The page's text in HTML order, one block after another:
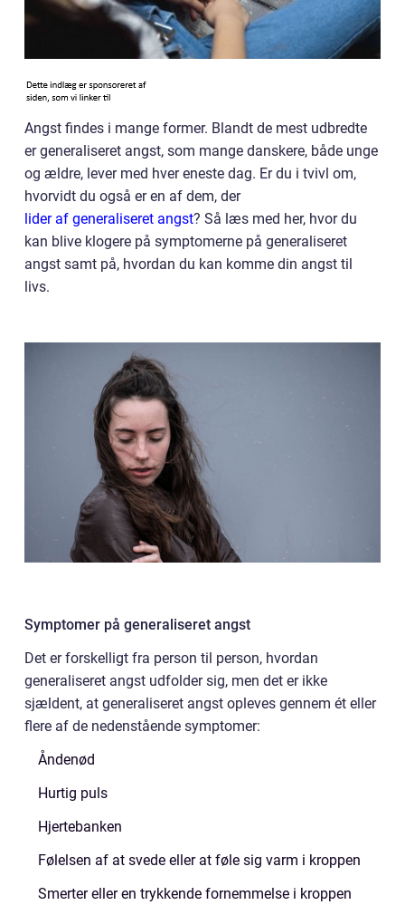
Angst findes i mange former. Blandt de mest udbredte
er generaliseret angst, som mange danskere, både unge
og ældre, lever med hver eneste dag. Er du i tvivl om,
hvorvidt du også er en af dem, der
lider af generaliseret angst? Så læs med her, hvor du
kan blive klogere på symptomerne på generaliseret
angst samt på, hvordan du kan komme din angst til
livs.
Symptomer på generaliseret angst
Det er forskelligt fra person til person, hvordan
generaliseret angst udfolder sig, men det er ikke
sjældent, at generaliseret angst opleves gennem ét eller
flere af de nedenstående symptomer:
Åndenød
Hurtig puls
Hjertebanken
Følelsen af at svede eller at føle sig varm i kroppen
Smerter eller en trykkende fornemmelse i kroppen